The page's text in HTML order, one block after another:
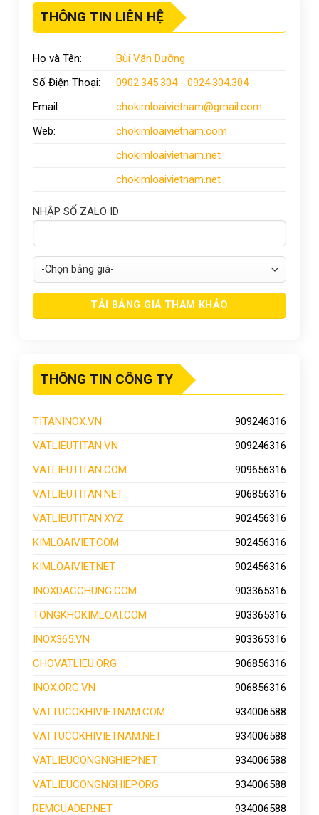
THÔNG TIN LIÊN HỆ
Họ và Tên:
Bùi Văn Dưỡng
Số Điện Thoại:
0902.345.304 - 0924.304.304
Email:
chokimloaivietnam@gmail.com
Web:
chokimloaivietnam.com
chokimloaivietnam.net
chokimloaivietnam.net
NHẬP SỐ ZALO ID
THÔNG TIN CÔNG TY
TITANINOX.VN
909246316
VATLIEUTITAN.VN
909246316
VATLIEUTITAN.COM
909656316
VATLIEUTITAN.NET
906856316
VATLIEUTITAN.XYZ
902456316
KIMLOAIVIET.COM
902456316
KIMLOAIVIET.NET
902456316
INOXDACCHUNG.COM
903365316
TONGKHOKIMLOAI.COM
903365316
INOX365.VN
903365316
CHOVATLIEU.ORG
906856316
INOX.ORG.VN
906856316
VATTUCOKHIVIETNAM.COM
934006588
VATTUCOKHIVIETNAM.NET
934006588
VATLIEUCONGNGHIEP.NET
934006588
VATLIEUCONGNGHIEP.ORG
934006588
REMCUADEP.NET
934006588